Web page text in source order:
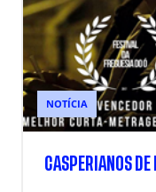
NOTÍCIA
CASPERIANOS